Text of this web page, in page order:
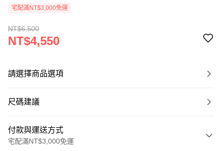
宅配滿NT$3,000免運
NT$6,500
NT$4,550
請選擇商品選項
尺碼建議
付款與運送方式
宅配滿NT$3,000免運